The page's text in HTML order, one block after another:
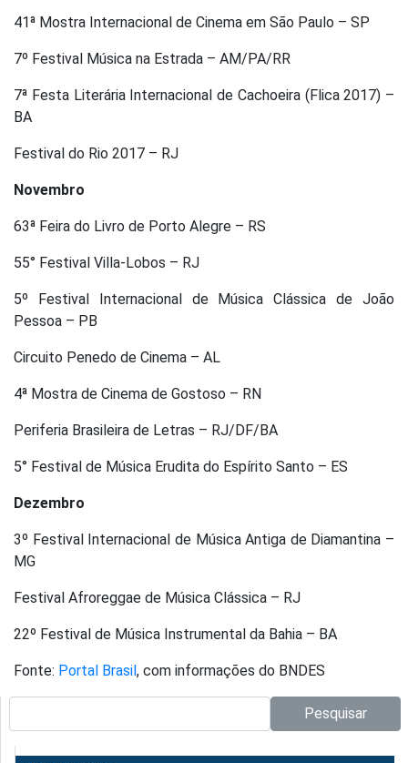
41ª Mostra Internacional de Cinema em São Paulo – SP
7º Festival Música na Estrada – AM/PA/RR
7ª Festa Literária Internacional de Cachoeira (Flica 2017) –
BA
Festival do Rio 2017 – RJ
Novembro
63ª Feira do Livro de Porto Alegre – RS
55° Festival Villa-Lobos – RJ
5º Festival Internacional de Música Clássica de João
Pessoa – PB
Circuito Penedo de Cinema – AL
4ª Mostra de Cinema de Gostoso – RN
Periferia Brasileira de Letras – RJ/DF/BA
5° Festival de Música Erudita do Espírito Santo – ES
Dezembro
3º Festival Internacional de Música Antiga de Diamantina –
MG
Festival Afroreggae de Música Clássica – RJ
22º Festival de Música Instrumental da Bahia – BA
Fonte: Portal Brasil, com informações do BNDES
Pesquisar